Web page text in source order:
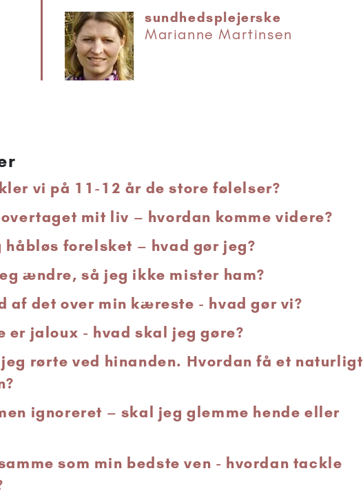
sundhedsplejerske
Marianne Martinsen
vi på 11-12 år de store følelser?
mit liv – hvordan komme videre?
håbløs forelsket – hvad gør jeg?
ændre, så jeg ikke mister ham?
af det over min kæreste - hvad gør vi?
er jaloux - hvad skal jeg gøre?
rørte ved hinanden. Hvordan få et naturligt
ignoreret – skal jeg glemme hende eller
som min bedste ven - hvordan tackle